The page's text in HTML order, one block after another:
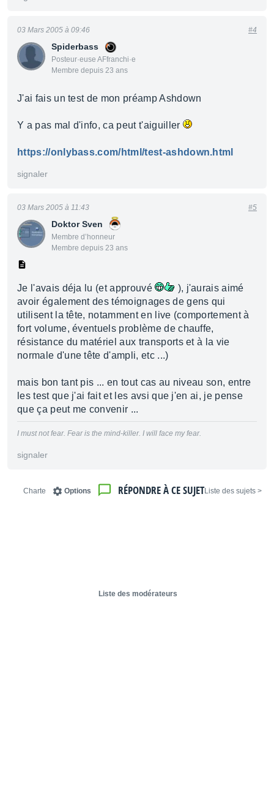
Spiderbass
Posteur·euse AFfranchi·e
Membre depuis 23 ans
03 Mars 2005 à 09:46 #4
J'ai fais un test de mon préamp Ashdown
Y a pas mal d'info, ca peut t'aiguiller
https://onlybass.com/html/test-ashdown.html
signaler
Doktor Sven
Membre d’honneur
Membre depuis 23 ans
03 Mars 2005 à 11:43 #5
Je l'avais déja lu (et approuvé
), j'aurais aimé
avoir également des témoignages de gens qui
utilisent la tête, notamment en live (comportement à
fort volume, éventuels problème de chauffe,
résistance du matériel aux transports et à la vie
normale d'une tête d'ampli, etc ...)
mais bon tant pis ... en tout cas au niveau son, entre
les test que j'ai fait et les avsi que j'en ai, je pense
que ça peut me convenir ...
I must not fear. Fear is the mind-killer. I will face my fear.
signaler
< Liste des sujets
RÉPONDRE À CE SUJET
Options
Charte
Liste des modérateurs